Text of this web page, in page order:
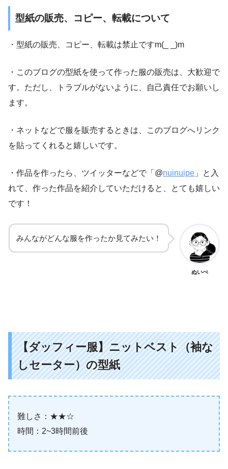
型紙の販売、コピー、転載について
・型紙の販売、コピー、転載は禁止ですm(_ _)m
・このブログの型紙を使って作った服の販売は、大歓迎で
す。ただし、トラブルがないように、自己責任でお願いし
ます。
・ネットなどで服を販売するときは、このブログへリンク
を貼ってくれると嬉しいです。
・作品を作ったら、ツイッターなどで「@nuinuipe 」と入
れて、作った作品を紹介していただけると、とても嬉しい
です！
みんながどんな服を作ったか見てみたい！
ぬいぺ
【ダッフィー服】ニットベスト（袖な
しセーター）の型紙
難しさ：★★☆
時間：2~3時間前後